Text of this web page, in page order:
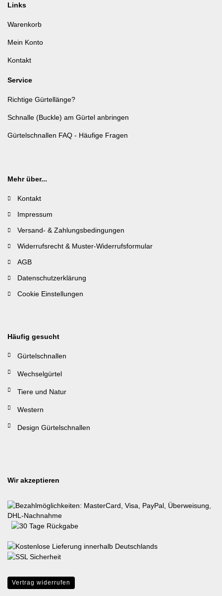
Links
Warenkorb
Mein Konto
Kontakt
Service
Richtige Gürtellänge?
Schnalle (Buckle) am Gürtel anbringen
Gürtelschnallen FAQ - Häufige Fragen
Mehr über...
Kontakt
Impressum
Versand- & Zahlungsbedingungen
Widerrufsrecht & Muster-Widerrufsformular
AGB
Datenschutzerklärung
Cookie Einstellungen
Häufig gesucht
Gürtelschnallen
Wechselgürtel
Tiere und Natur
Western
Design Gürtelschnallen
Wir akzeptieren
Vertrag widerrufen